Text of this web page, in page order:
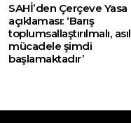
SAHİ’den Çerçeve Yasa
açıklaması: ‘Barış
toplumsallaştırılmalı, asıl
mücadele şimdi
başlamaktadır’